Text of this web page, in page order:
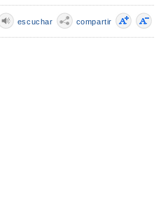
compartir
escuchar